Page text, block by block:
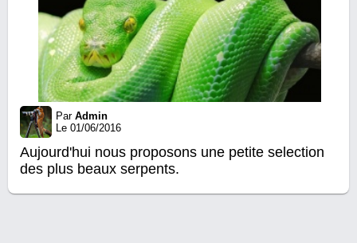
Par Admin
Le 01/06/2016
Aujourd'hui nous proposons une petite selection
des plus beaux serpents.